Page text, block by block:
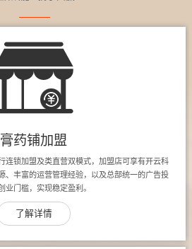
膏药铺加盟
连锁加盟及类直营双模式，加盟店可享有开云科
、丰富的运营管理经验，以及总部统一的广告投
业门槛，实现稳定盈利。
了解详情